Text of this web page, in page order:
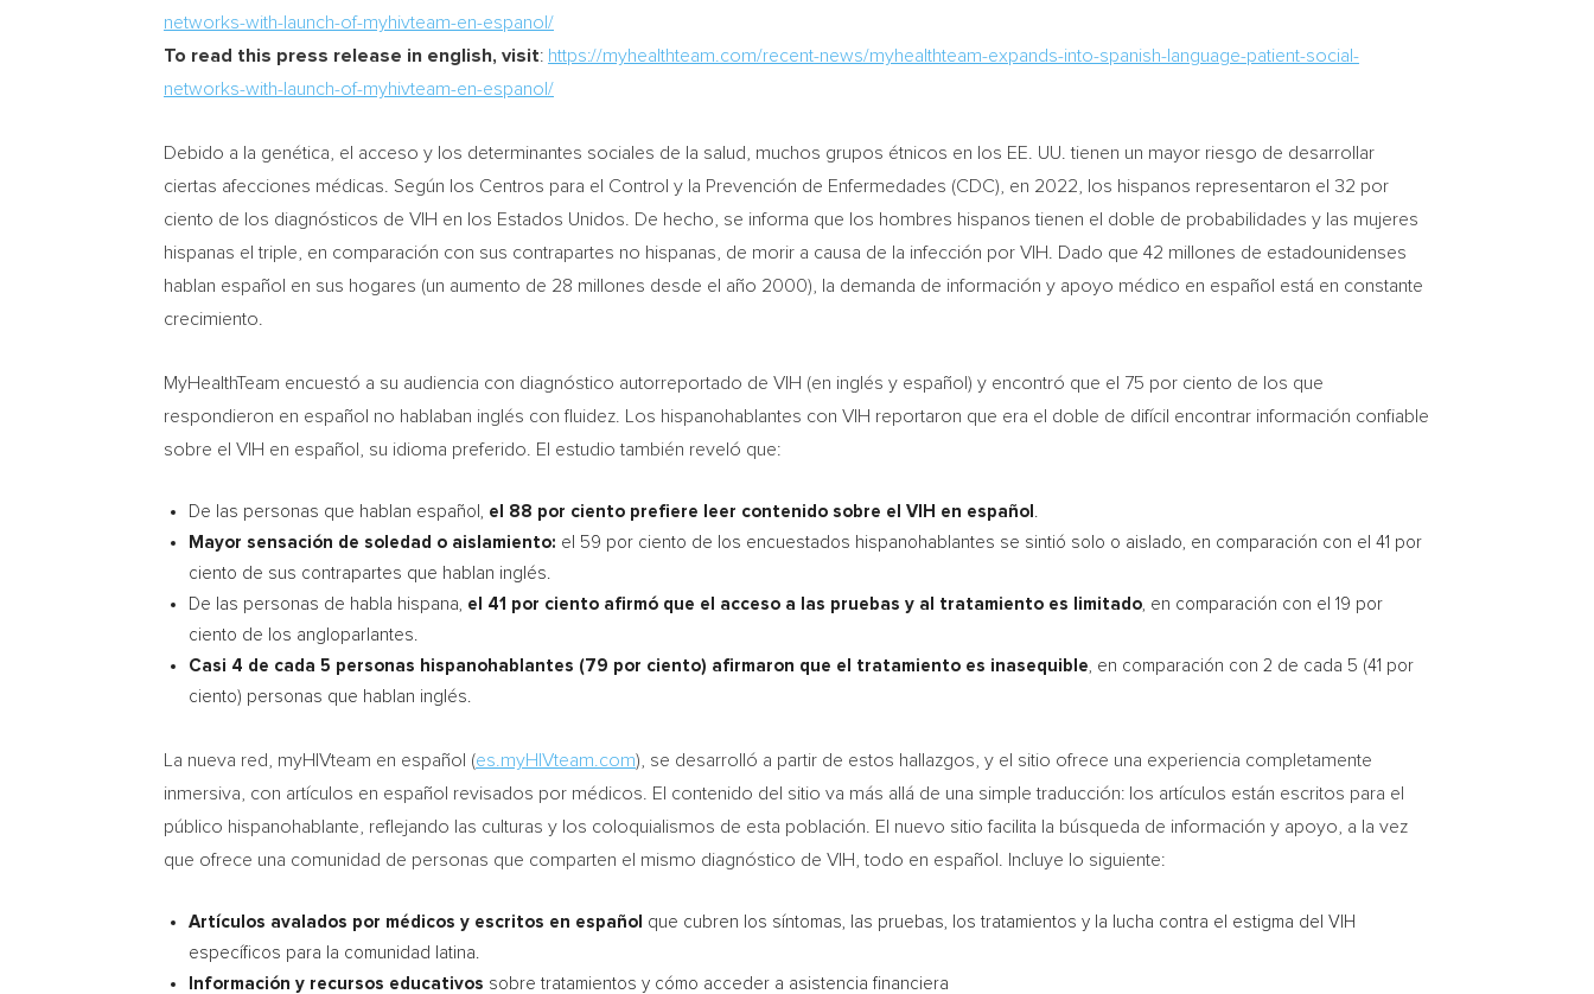
networks-with-launch-of-myhivteam-en-espanol/
To read this press release in english, visit: https://myhealthteam.com/recent-news/myhealthteam-expands-into-spanish-language-patient-social-
networks-with-launch-of-myhivteam-en-espanol/
Debido a la genética, el acceso y los determinantes sociales de la salud, muchos grupos étnicos en los EE. UU. tienen un mayor riesgo de desarrollar
ciertas afecciones médicas. Según los Centros para el Control y la Prevención de Enfermedades (CDC), en 2022, los hispanos representaron el 32 por
ciento de los diagnósticos de VIH en los Estados Unidos. De hecho, se informa que los hombres hispanos tienen el doble de probabilidades y las mujeres
hispanas el triple, en comparación con sus contrapartes no hispanas, de morir a causa de la infección por VIH. Dado que 42 millones de estadounidenses
hablan español en sus hogares (un aumento de 28 millones desde el año 2000), la demanda de información y apoyo médico en español está en constante
crecimiento.
MyHealthTeam encuestó a su audiencia con diagnóstico autorreportado de VIH (en inglés y español) y encontró que el 75 por ciento de los que
respondieron en español no hablaban inglés con fluidez. Los hispanohablantes con VIH reportaron que era el doble de difícil encontrar información confiable
sobre el VIH en español, su idioma preferido. El estudio también reveló que:
De las personas que hablan español, el 88 por ciento prefiere leer contenido sobre el VIH en español .
Mayor sensación de soledad o aislamiento: el 59 por ciento de los encuestados hispanohablantes se sintió solo o aislado, en comparación con el 41 por
ciento de sus contrapartes que hablan inglés.
De las personas de habla hispana, el 41 por ciento afirmó que el acceso a las pruebas y al tratamiento es limitado, en comparación con el 19 por
ciento de los angloparlantes.
Casi 4 de cada 5 personas hispanohablantes (79 por ciento) afirmaron que el tratamiento es inasequible, en comparación con 2 de cada 5 (41 por
ciento) personas que hablan inglés.
La nueva red, myHIVteam en español (es.myHIVteam.com), se desarrolló a partir de estos hallazgos, y el sitio ofrece una experiencia completamente
inmersiva, con artículos en español revisados por médicos. El contenido del sitio va más allá de una simple traducción: los artículos están escritos para el
público hispanohablante, reflejando las culturas y los coloquialismos de esta población. El nuevo sitio facilita la búsqueda de información y apoyo, a la vez
que ofrece una comunidad de personas que comparten el mismo diagnóstico de VIH, todo en español. Incluye lo siguiente:
Artículos avalados por médicos y escritos en español que cubren los síntomas, las pruebas, los tratamientos y la lucha contra el estigma del VIH
específicos para la comunidad latina.
Información y recursos educativos sobre tratamientos y cómo acceder a asistencia financiera